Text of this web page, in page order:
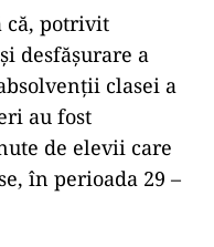
că, potrivit
desfăşurare a
clasei a
au fost
de elevii care
în perioada 29 –